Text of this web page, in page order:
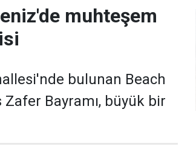
muhteşem
bulunan Beach
Bayramı, büyük bir